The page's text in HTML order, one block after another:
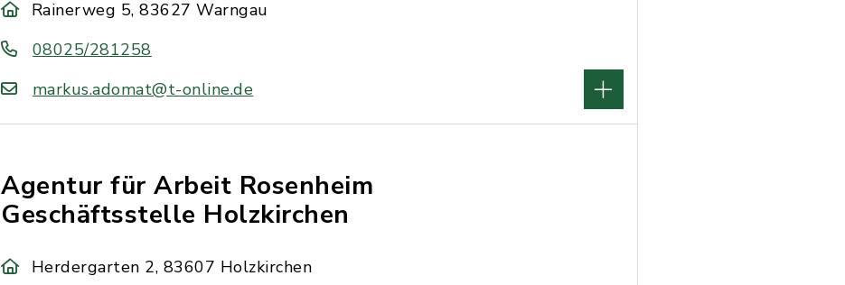
Rainerweg 5, 83627 Warngau
08025/281258
markus.adomat@t-online.de
Agentur für Arbeit Rosenheim
Geschäftsstelle Holzkirchen
Herdergarten 2, 83607 Holzkirchen